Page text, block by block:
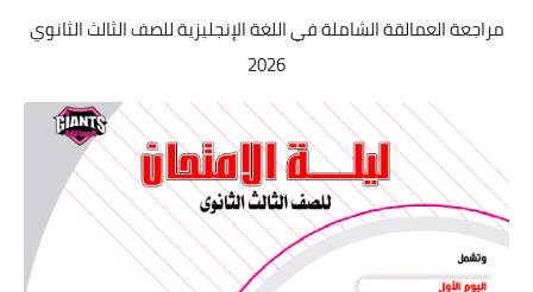
مراجعة العمالقة الشاملة في اللغة الإنجليزية للصف الثالث الثانوي
2026